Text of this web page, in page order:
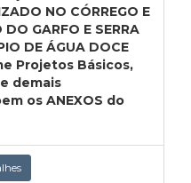
NO CÓRREGO E
GARFO E SERRA
DE ÁGUA DOCE
Projetos Básicos,
demais
os ANEXOS do